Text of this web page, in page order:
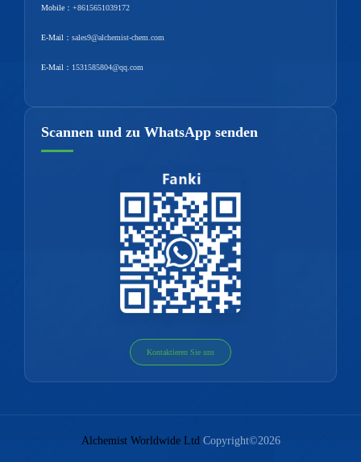
Mobile： +8615651039172
E-Mail： sales9@alchemist-chem.com
E-Mail： 1531585804@qq.com
Scannen und zu WhatsApp senden
Kontaktieren Sie uns
Alchemist Worldwide Ltd Copyright©2026